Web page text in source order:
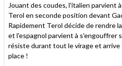
Jouant des coudes, l'italien parvient
Terol en seconde position devant
Rapidement Terol décide de rendre
et l'espagnol parvient à s'engouffrer
résiste durant tout le virage et arrive
place !